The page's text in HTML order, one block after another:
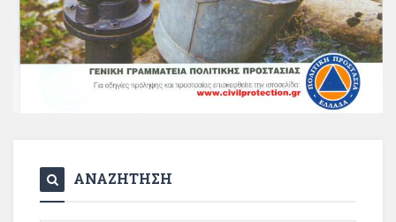
ΑΝΑΖΗΤΗΣΗ